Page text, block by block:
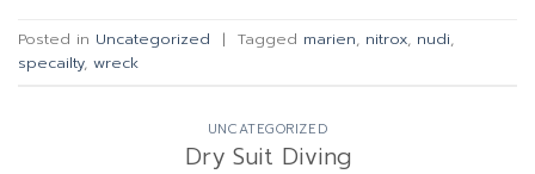
Posted in Uncategorized | Tagged marien, nitrox, nudi,
specailty, wreck
UNCATEGORIZED
Dry Suit Diving